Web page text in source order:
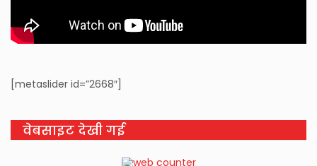
[metaslider id=”2668″]
वेबसाइट देखी गई